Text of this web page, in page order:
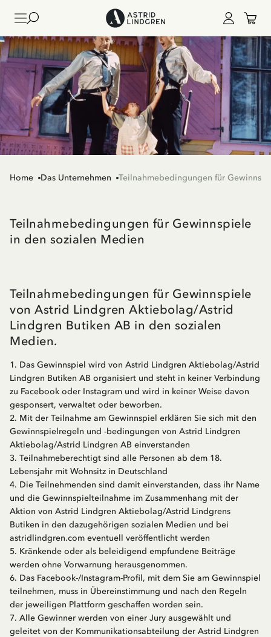
Home Das Unternehmen Teilnahmebedingungen für
Teilnahmebedingungen für Gewinnspiele
in den sozialen Medien
Teilnahmebedingungen für Gewinnspiele
von Astrid Lindgren Aktiebolag/Astrid
Lindgren Butiken AB in den sozialen
Medien.
1. Das Gewinnspiel wird von Astrid Lindgren Aktiebolag/Astrid
Lindgren Butiken AB organisiert und steht in keiner Verbindung
zu Facebook oder Instagram und wird in keiner Weise davon
gesponsert, verwaltet oder beworben.
2. Mit der Teilnahme am Gewinnspiel erklären Sie sich mit den
Gewinnspielregeln und -bedingungen von Astrid Lindgren
Aktiebolag/Astrid Lindgren AB einverstanden
3. Teilnahmeberechtigt sind alle Personen ab dem 18.
Lebensjahr mit Wohnsitz in Deutschland
4. Die Teilnehmenden sind damit einverstanden, dass ihr Name
und die Gewinnspielteilnahme im Zusammenhang mit der
Aktion von Astrid Lindgren Aktiebolag/Astrid Lindgrens
Butiken in den dazugehörigen sozialen Medien und bei
astridlindgren.com eventuell veröffentlicht werden
5. Kränkende oder als beleidigend empfundene Beiträge
werden ohne Vorwarnung herausgenommen.
6. Das Facebook-/Instagram-Profil, mit dem Sie am Gewinnspiel
teilnehmen, muss in Übereinstimmung und nach den Regeln
der jeweiligen Plattform geschaffen worden sein.
7. Alle Gewinner werden von einer Jury ausgewählt und
geleitet von der Kommunikationsabteilung der Astrid Lindgren